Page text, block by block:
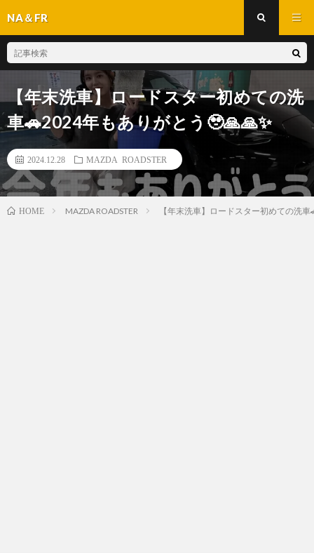
NA＆FR
【年末洗車】ロードスター初めての洗
車🚗2024年もありがとう🥹🙏🙏✨
2024.12.28 MAZDA ROADSTER
HOME MAZDA ROADSTER 【年末洗車】ロードスター初めての洗